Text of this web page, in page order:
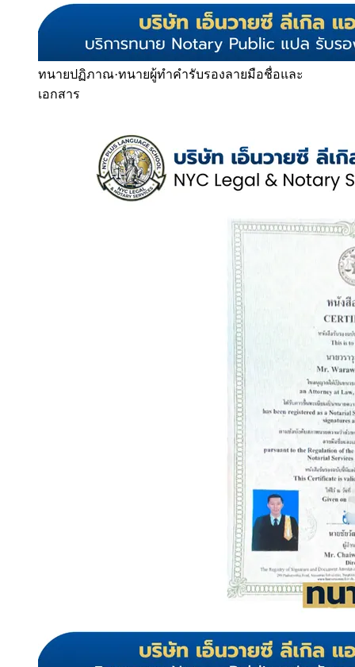
ทนายปฏิภาณ·ทนายผู้ทำคำรับรองลายมือชื่อและ
เอกสาร